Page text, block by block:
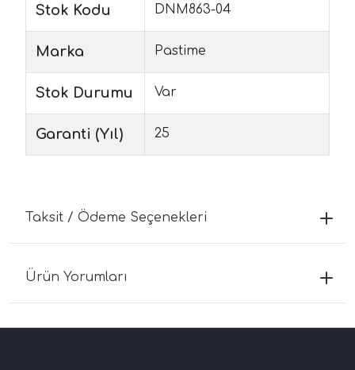
Stok Kodu DNM863-04
Marka Pastime
Stok Durumu Var
Garanti (Yıl) 25
Taksit / Ödeme Seçenekleri
Ürün Yorumları